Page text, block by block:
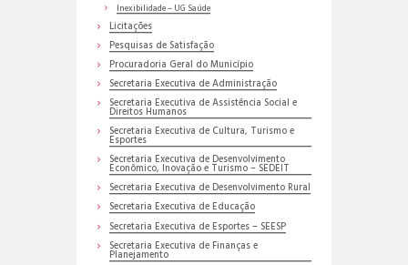
Inexibilidade – UG Saúde
Licitações
Pesquisas de Satisfação
Procuradoria Geral do Município
Secretaria Executiva de Administração
Secretaria Executiva de Assistência Social e
Direitos Humanos
Secretaria Executiva de Cultura, Turismo e
Esportes
Secretaria Executiva de Desenvolvimento
Econômico, Inovação e Turismo – SEDEIT
Secretaria Executiva de Desenvolvimento Rural
Secretaria Executiva de Educação
Secretaria Executiva de Esportes – SEESP
Secretaria Executiva de Finanças e
Planejamento